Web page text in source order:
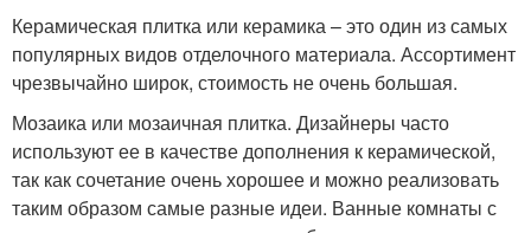
Керамическая плитка или керамика – это один из самых
популярных видов отделочного материала. Ассортимент
чрезвычайно широк, стоимость не очень большая.
Мозаика или мозаичная плитка. Дизайнеры часто
используют ее в качестве дополнения к керамической,
так как сочетание очень хорошее и можно реализовать
таким образом самые разные идеи. Ванные комнаты с